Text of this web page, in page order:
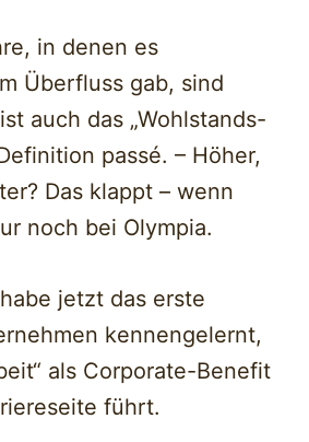
in denen es
Überfluss gab, sind
auch das „Wohlstands-
passé. – Höher,
Das klappt – wenn
noch bei Olympia.
jetzt das erste
kennengelernt,
als Corporate-Benefit
führt.